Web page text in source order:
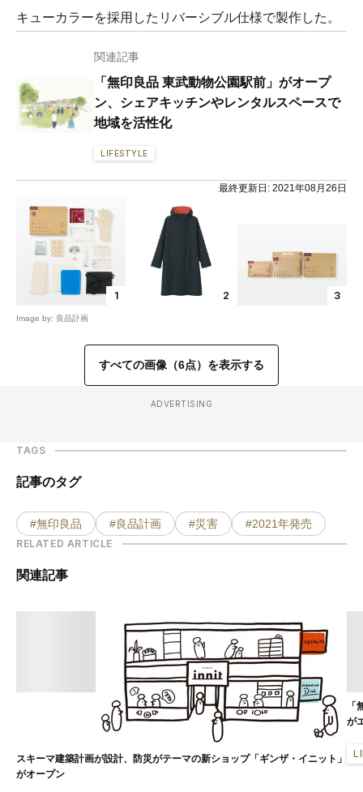
キューカラーを採用したリバーシブル仕様で製作した。
関連記事
「無印良品 東武動物公園駅前」がオープ
ン、シェアキッチンやレンタルスペースで
地域を活性化
LIFESTYLE
最終更新日: 2021年08月26日
1
Image by: 良品計画
2 3
すべての画像（6点）を表示する
ADVERTISING
TAGS
記事のタグ
#無印良品 #良品計画 #災害 #2021年発売
RELATED ARTICLE
関連記事
スキーマ建築計画が設計、防災がテーマの新ショップ「ギンザ・イニット」
がオープン
が